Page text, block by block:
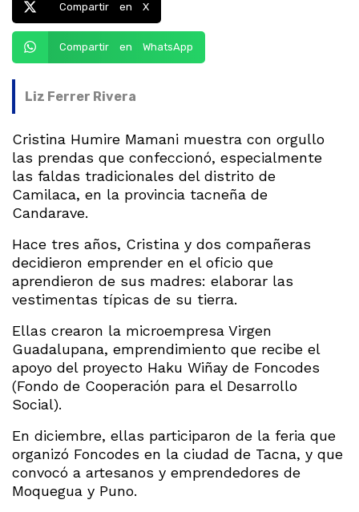
Compartir en X
Compartir en WhatsApp
Liz Ferrer Rivera
Cristina Humire Mamani muestra con orgullo
las prendas que confeccionó, especialmente
las faldas tradicionales del distrito de
Camilaca, en la provincia tacneña de
Candarave.
Hace tres años, Cristina y dos compañeras
decidieron emprender en el oficio que
aprendieron de sus madres: elaborar las
vestimentas típicas de su tierra.
Ellas crearon la microempresa Virgen
Guadalupana, emprendimiento que recibe el
apoyo del proyecto Haku Wiñay de Foncodes
(Fondo de Cooperación para el Desarrollo
Social).
En diciembre, ellas participaron de la feria que
organizó Foncodes en la ciudad de Tacna, y que
convocó a artesanos y emprendedores de
Moquegua y Puno.